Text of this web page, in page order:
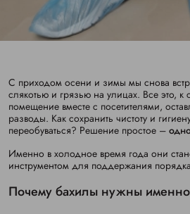
С приходом осени и зимы мы снова
слякотью и грязью на улицах. Все это,
помещение вместе с посетителями,
разводы. Как сохранить чистоту и
переобуваться? Решение простое –
Именно в холодное время года они
инструментом для поддержания
Почему бахилы нужны